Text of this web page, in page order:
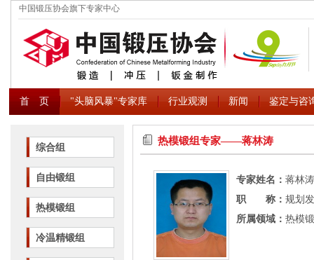
中国锻压协会旗下专家中心
首 页 "头脑风暴"专家库 行业观测 新闻 鉴定与咨
综合组
自由锻组
热模锻组
冷温精锻组
热模锻组专家――蒋林涛
专家姓名： 蒋林涛
职 称： 规划
所属领域： 热模